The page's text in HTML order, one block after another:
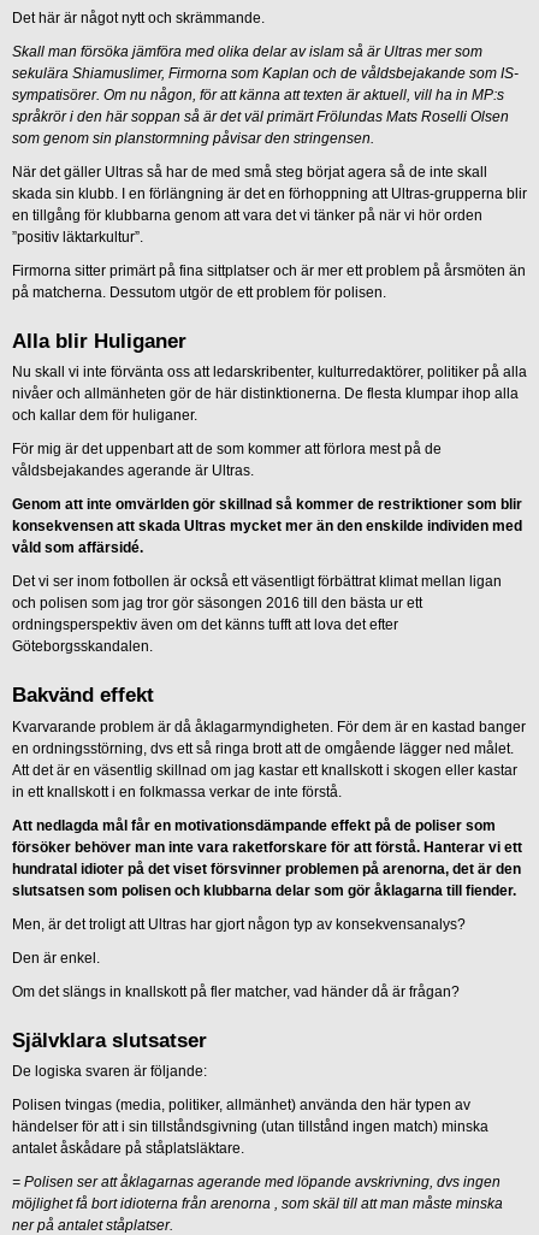
Det här är något nytt och skrämmande.
Skall man försöka jämföra med olika delar av islam så är Ultras mer som
sekulära Shiamuslimer, Firmorna som Kaplan och de våldsbejakande som IS-
sympatisörer. Om nu någon, för att känna att texten är aktuell, vill ha in MP:s
språkrör i den här soppan så är det väl primärt Frölundas Mats Roselli Olsen
som genom sin planstormning påvisar den stringensen.
När det gäller Ultras så har de med små steg börjat agera så de inte skall
skada sin klubb. I en förlängning är det en förhoppning att Ultras-grupperna blir
en tillgång för klubbarna genom att vara det vi tänker på när vi hör orden
”positiv läktarkultur”.
Firmorna sitter primärt på fina sittplatser och är mer ett problem på årsmöten än
på matcherna. Dessutom utgör de ett problem för polisen.
Alla blir Huliganer
Nu skall vi inte förvänta oss att ledarskribenter, kulturredaktörer, politiker på alla
nivåer och allmänheten gör de här distinktionerna. De flesta klumpar ihop alla
och kallar dem för huliganer.
För mig är det uppenbart att de som kommer att förlora mest på de
våldsbejakandes agerande är Ultras.
Genom att inte omvärlden gör skillnad så kommer de restriktioner som blir
konsekvensen att skada Ultras mycket mer än den enskilde individen med
våld som affärsidé.
Det vi ser inom fotbollen är också ett väsentligt förbättrat klimat mellan ligan
och polisen som jag tror gör säsongen 2016 till den bästa ur ett
ordningsperspektiv även om det känns tufft att lova det efter
Göteborgsskandalen.
Bakvänd effekt
Kvarvarande problem är då åklagarmyndigheten. För dem är en kastad banger
en ordningsstörning, dvs ett så ringa brott att de omgående lägger ned målet.
Att det är en väsentlig skillnad om jag kastar ett knallskott i skogen eller kastar
in ett knallskott i en folkmassa verkar de inte förstå.
Att nedlagda mål får en motivationsdämpande effekt på de poliser som
försöker behöver man inte vara raketforskare för att förstå. Hanterar vi ett
hundratal idioter på det viset försvinner problemen på arenorna, det är den
slutsatsen som polisen och klubbarna delar som gör åklagarna till fiender.
Men, är det troligt att Ultras har gjort någon typ av konsekvensanalys?
Den är enkel.
Om det slängs in knallskott på fler matcher, vad händer då är frågan?
Självklara slutsatser
De logiska svaren är följande:
Polisen tvingas (media, politiker, allmänhet) använda den här typen av
händelser för att i sin tillståndsgivning (utan tillstånd ingen match) minska
antalet åskådare på ståplatsläktare.
= Polisen ser att åklagarnas agerande med löpande avskrivning, dvs ingen
möjlighet få bort idioterna från arenorna , som skäl till att man måste minska
ner på antalet ståplatser.